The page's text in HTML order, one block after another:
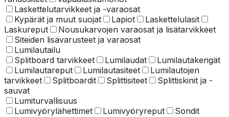
Laskettelu­tarvikkeet ja -varaosat
Kypärät ja muut suojat
Lapiot
Laskettelulasit
Laskureput
Nousukarvojen varaosat ja lisätarvikkeet
Siteiden lisävarusteet ja varaosat
Lumilautailu
Splitboard tarvikkeet
Lumilaudat
Lumilautakengät
Lumilautareput
Lumilautasiteet
Lumilautojen
tarvikkeet
Splitboardit Splittisiteet
Splittiskinit ja -
sauvat
Lumiturvallisuus
Lumivyörylähettimet
Lumivyöryreput Sondit